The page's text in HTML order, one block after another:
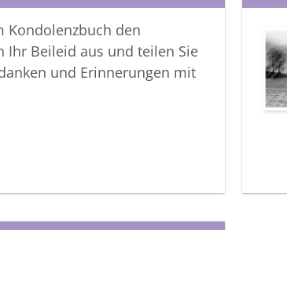
Kondolenzbuch den
Ihr Beileid aus und teilen Sie
und Erinnerungen mit